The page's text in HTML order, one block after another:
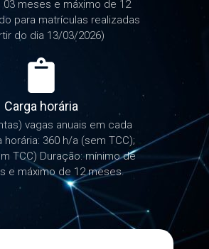
03 meses e máximo de 12
para matrículas realizadas
do dia 13/03/2026)
Carga horária
vagas anuais em cada
horária: 360 h/a (sem TCC);
TCC) Duração: mínimo de
e máximo de 12 meses.